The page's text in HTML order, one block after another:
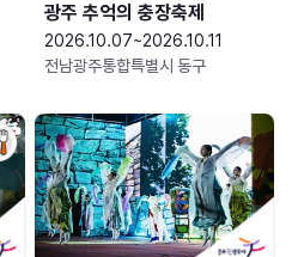
광주 추억의 충장축제
2026.10.07~2026.10.11
전남광주통합특별시 동구